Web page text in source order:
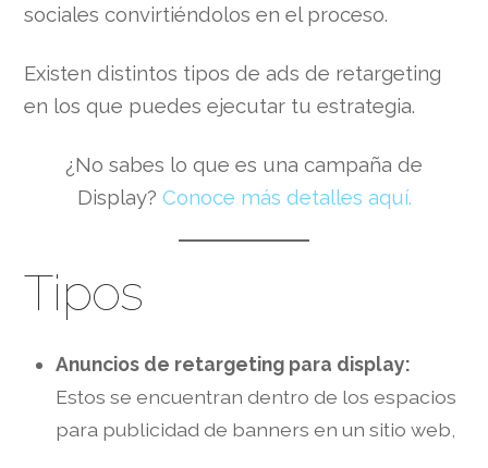
sociales convirtiéndolos en el proceso.
Existen distintos tipos de ads de retargeting
en los que puedes ejecutar tu estrategia.
¿No sabes lo que es una campaña de
Display? Conoce más detalles aquí.
Tipos
Anuncios de retargeting para display:
Estos se encuentran dentro de los espacios
para publicidad de banners en un sitio web,